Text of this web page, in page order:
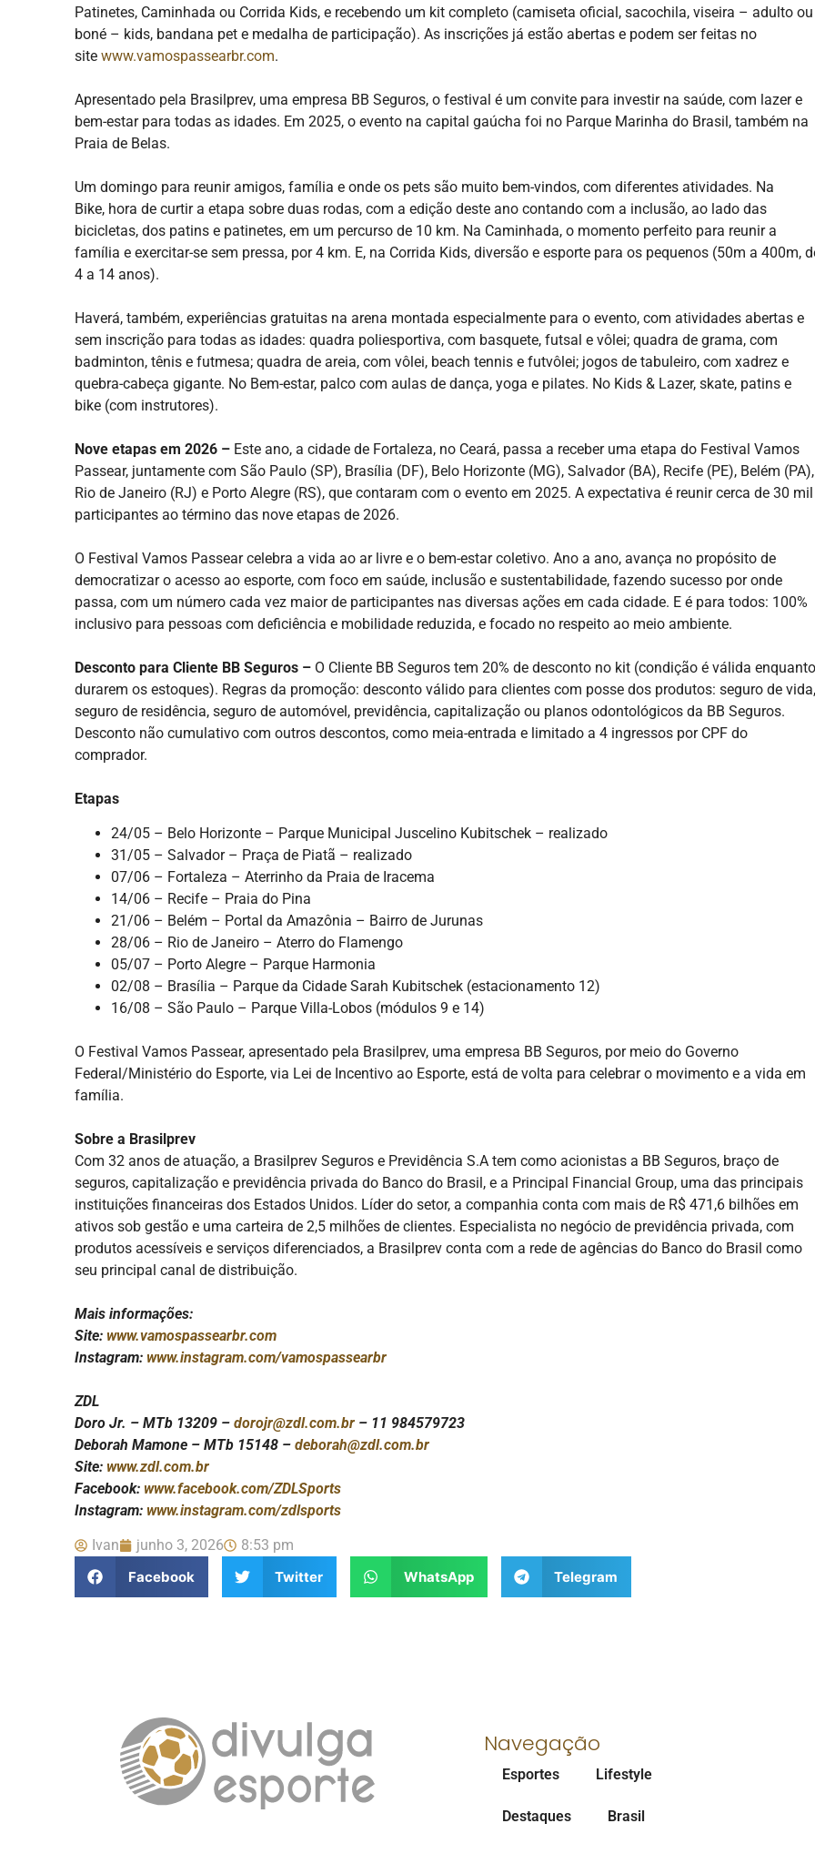
Patinetes, Caminhada ou Corrida Kids, e recebendo um kit completo (camiseta oficial, sacochila, viseira – adulto ou
boné – kids, bandana pet e medalha de participação). As inscrições já estão abertas e podem ser feitas no
site www.vamospassearbr.com.
Apresentado pela Brasilprev, uma empresa BB Seguros, o festival é um convite para investir na saúde, com lazer e
bem-estar para todas as idades. Em 2025, o evento na capital gaúcha foi no Parque Marinha do Brasil, também na
Praia de Belas.
Um domingo para reunir amigos, família e onde os pets são muito bem-vindos, com diferentes atividades. Na
Bike, hora de curtir a etapa sobre duas rodas, com a edição deste ano contando com a inclusão, ao lado das
bicicletas, dos patins e patinetes, em um percurso de 10 km. Na Caminhada, o momento perfeito para reunir a
família e exercitar-se sem pressa, por 4 km. E, na Corrida Kids, diversão e esporte para os pequenos (50m a 400m,
4 a 14 anos).
Haverá, também, experiências gratuitas na arena montada especialmente para o evento, com atividades abertas e
sem inscrição para todas as idades: quadra poliesportiva, com basquete, futsal e vôlei; quadra de grama, com
badminton, tênis e futmesa; quadra de areia, com vôlei, beach tennis e futvôlei; jogos de tabuleiro, com xadrez e
quebra-cabeça gigante. No Bem-estar, palco com aulas de dança, yoga e pilates. No Kids & Lazer, skate, patins e
bike (com instrutores).
Nove etapas em 2026 – Este ano, a cidade de Fortaleza, no Ceará, passa a receber uma etapa do Festival Vamos
Passear, juntamente com São Paulo (SP), Brasília (DF), Belo Horizonte (MG), Salvador (BA), Recife (PE), Belém (PA),
Rio de Janeiro (RJ) e Porto Alegre (RS), que contaram com o evento em 2025. A expectativa é reunir cerca de 30 mil
participantes ao término das nove etapas de 2026.
O Festival Vamos Passear celebra a vida ao ar livre e o bem-estar coletivo. Ano a ano, avança no propósito de
democratizar o acesso ao esporte, com foco em saúde, inclusão e sustentabilidade, fazendo sucesso por onde
passa, com um número cada vez maior de participantes nas diversas ações em cada cidade. E é para todos: 100%
inclusivo para pessoas com deficiência e mobilidade reduzida, e focado no respeito ao meio ambiente.
Desconto para Cliente BB Seguros – O Cliente BB Seguros tem 20% de desconto no kit (condição é válida enquanto
durarem os estoques). Regras da promoção: desconto válido para clientes com posse dos produtos: seguro de vida,
seguro de residência, seguro de automóvel, previdência, capitalização ou planos odontológicos da BB Seguros.
Desconto não cumulativo com outros descontos, como meia-entrada e limitado a 4 ingressos por CPF do
comprador.
Etapas
24/05 – Belo Horizonte – Parque Municipal Juscelino Kubitschek – realizado
31/05 – Salvador – Praça de Piatã – realizado
07/06 – Fortaleza – Aterrinho da Praia de Iracema
14/06 – Recife – Praia do Pina
21/06 – Belém – Portal da Amazônia – Bairro de Jurunas
28/06 – Rio de Janeiro – Aterro do Flamengo
05/07 – Porto Alegre – Parque Harmonia
02/08 – Brasília – Parque da Cidade Sarah Kubitschek (estacionamento 12)
16/08 – São Paulo – Parque Villa-Lobos (módulos 9 e 14)
O Festival Vamos Passear, apresentado pela Brasilprev, uma empresa BB Seguros, por meio do Governo
Federal/Ministério do Esporte, via Lei de Incentivo ao Esporte, está de volta para celebrar o movimento e a vida em
família.
Sobre a Brasilprev
Com 32 anos de atuação, a Brasilprev Seguros e Previdência S.A tem como acionistas a BB Seguros, braço de
seguros, capitalização e previdência privada do Banco do Brasil, e a Principal Financial Group, uma das principais
instituições financeiras dos Estados Unidos. Líder do setor, a companhia conta com mais de R$ 471,6 bilhões em
ativos sob gestão e uma carteira de 2,5 milhões de clientes. Especialista no negócio de previdência privada, com
produtos acessíveis e serviços diferenciados, a Brasilprev conta com a rede de agências do Banco do Brasil como
seu principal canal de distribuição.
Mais informações:
Site: www.vamospassearbr.com
Instagram: www.instagram.com/vamospassearbr
ZDL
Doro Jr. – MTb 13209 – dorojr@zdl.com.br – 11 984579723
Deborah Mamone – MTb 15148 – deborah@zdl.com.br
Site: www.zdl.com.br
Facebook: www.facebook.com/ZDLSports
Instagram: www.instagram.com/zdlsports
Ivan junho 3, 2026
8:53 pm
Facebook
Twitter WhatsApp Telegram
Navegação
Esportes Lifestyle
Destaques Brasil